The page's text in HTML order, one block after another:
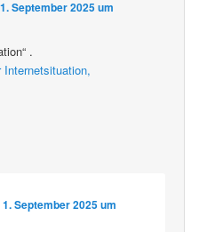
1. September 2025 um
.
Internetsituation,
1. September 2025 um